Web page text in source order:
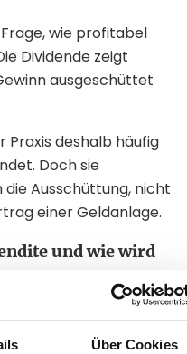
Über Cookies
wie profitabel
Dividende zeigt
ausgeschüttet
Praxis deshalb häufig
Doch sie
Ausschüttung, nicht
einer Geldanlage.
und wie wird
wie viel Prozent des